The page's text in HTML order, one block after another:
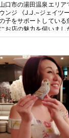
口市の湯田温泉エリア
《J.J.~ジェイツー~》 ここで女
子をサポートしている
お店の魅力を伺いまし